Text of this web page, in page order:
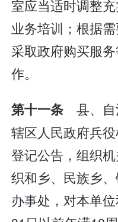
室应当适时调整
业务培训；根据
采取政府购买服
作。
第十一条 县、自
辖区人民政府兵
登记公告，组织
织和乡、民族乡
办事处，对本单